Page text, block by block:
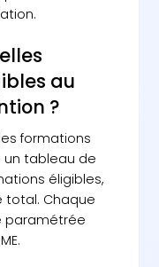
au
?
formations
un tableau de
éligibles,
total. Chaque
paramétrée